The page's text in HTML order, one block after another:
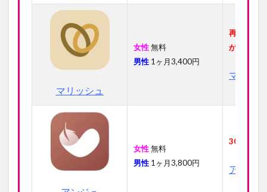
マリッシュ
女性無料
男性 1ヶ月3,400円
再婚や婚
が多い
マリッ
女性無料
男性 1ヶ月3,800円
30歳以上
アンジュ